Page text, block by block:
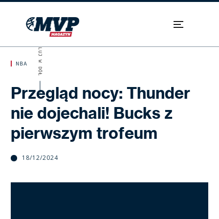
NBA
Przegląd nocy: Thunder
nie dojechali! Bucks z
pierwszym trofeum
18/12/2024
SKROLUJ W DÓŁ